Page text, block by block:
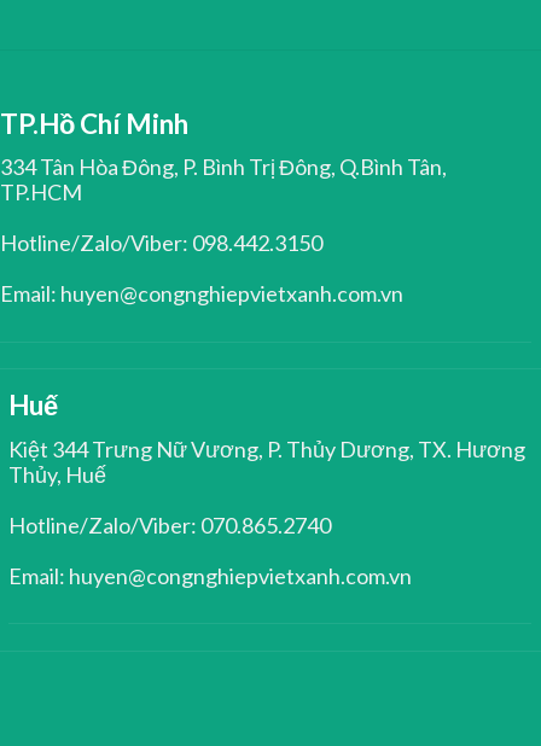
TP.Hồ Chí Minh
334 Tân Hòa Đông, P. Bình Trị Đông, Q.Bình Tân,
TP.HCM
Hotline/Zalo/Viber: 098.442.3150
Email: huyen@congnghiepvietxanh.com.vn
Huế
Kiệt 344 Trưng Nữ Vương, P. Thủy Dương, TX. Hương
Thủy, Huế
Hotline/Zalo/Viber: 070.865.2740
Email: huyen@congnghiepvietxanh.com.vn